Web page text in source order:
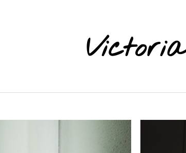
Victoria